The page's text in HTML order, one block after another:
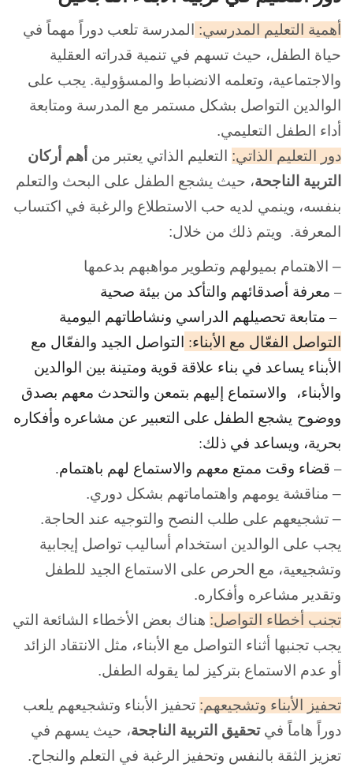
أهمية التعليم المدرسي:
المدرسة تلعب دوراً مهماً في
حياة الطفل، حيث تسهم في تنمية قدراته العقلية
والاجتماعية، وتعلمه الانضباط والمسؤولية. يجب على
الوالدين التواصل بشكل مستمر مع المدرسة ومتابعة
أداء الطفل التعليمي.
دور التعليم الذاتي: التعليم الذاتي يعتبر من أهم أركان
التربية الناجحة، حيث يشجع الطفل على البحث والتعلم
بنفسه، وينمي لديه حب الاستطلاع والرغبة في اكتساب
المعرفة. ويتم ذلك من خلال:
– الاهتمام بميولهم وتطوير مواهبهم بدعمها
– معرفة أصدقائهم والتأكد من بيئة صحية
– متابعة تحصيلهم الدراسي ونشاطاتهم اليومية
التواصل الفعّال مع الأبناء: التواصل الجيد والفعّال مع
الأبناء يساعد في بناء علاقة قوية ومتينة بين الوالدين
والأبناء، والاستماع إليهم بتمعن والتحدث معهم بصدق
ووضوح يشجع الطفل على التعبير عن مشاعره وأفكاره
بحرية، ويساعد في ذلك:
– قضاء وقت ممتع معهم والاستماع لهم باهتمام.
– مناقشة يومهم واهتماماتهم بشكل دوري.
– تشجيعهم على طلب النصح والتوجيه عند الحاجة.
يجب على الوالدين استخدام أساليب تواصل إيجابية
وتشجيعية، مع الحرص على الاستماع الجيد للطفل
وتقدير مشاعره وأفكاره.
تجنب أخطاء التواصل: هناك بعض الأخطاء الشائعة التي
يجب تجنبها أثناء التواصل مع الأبناء، مثل الانتقاد الزائد
أو عدم الاستماع بتركيز لما يقوله الطفل.
تحفيز الأبناء وتشجيعهم: تحفيز الأبناء وتشجيعهم يلعب
دوراً هاماً فيتحقيق التربية الناجحة، حيث يسهم في
تعزيز الثقة بالنفس وتحفيز الرغبة في التعلم والنجاح.